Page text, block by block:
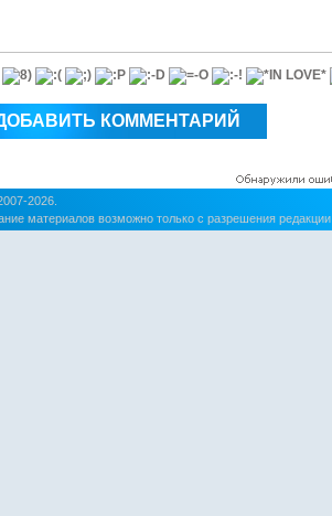
2026.
материалов возможно только с разрешения